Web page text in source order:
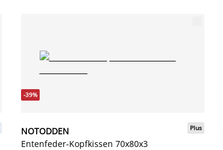
-39%
NOTODDEN
Entenfeder-Kopfkissen 70x80x3
Plus